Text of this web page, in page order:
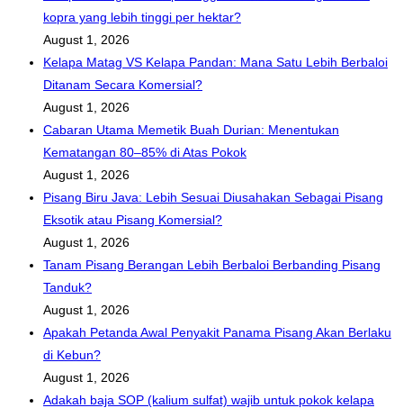
kopra yang lebih tinggi per hektar?
August 1, 2026
Kelapa Matag VS Kelapa Pandan: Mana Satu Lebih Berbaloi
Ditanam Secara Komersial?
August 1, 2026
Cabaran Utama Memetik Buah Durian: Menentukan
Kematangan 80–85% di Atas Pokok
August 1, 2026
Pisang Biru Java: Lebih Sesuai Diusahakan Sebagai Pisang
Eksotik atau Pisang Komersial?
August 1, 2026
Tanam Pisang Berangan Lebih Berbaloi Berbanding Pisang
Tanduk?
August 1, 2026
Apakah Petanda Awal Penyakit Panama Pisang Akan Berlaku
di Kebun?
August 1, 2026
Adakah baja SOP (kalium sulfat) wajib untuk pokok kelapa